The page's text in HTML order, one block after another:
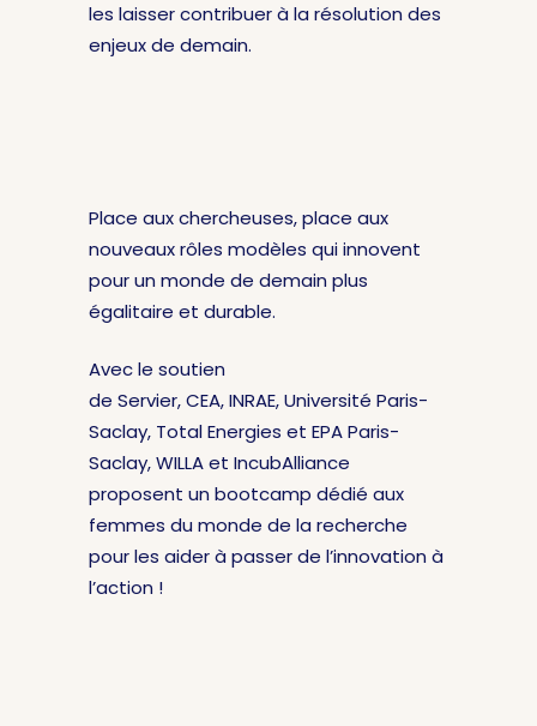
les laisser contribuer à la résolution des
enjeux de demain.
Place aux chercheuses, place aux
nouveaux rôles modèles qui innovent
pour un monde de demain plus
égalitaire et durable.
Avec le soutien
de Servier, CEA, INRAE, Université Paris-
Saclay, Total Energies et EPA Paris-
Saclay, WILLA et IncubAlliance
proposent un bootcamp dédié aux
femmes du monde de la recherche
pour les aider à passer de l’innovation à
l’action !